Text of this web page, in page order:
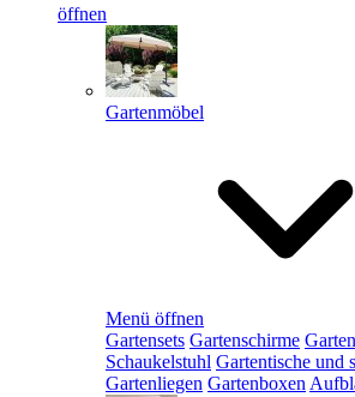
öffnen
Gartenmöbel
Menü öffnen
Gartensets Gartenschirme
Schaukelstuhl Gartentische und
Gartenliegen Gartenboxen